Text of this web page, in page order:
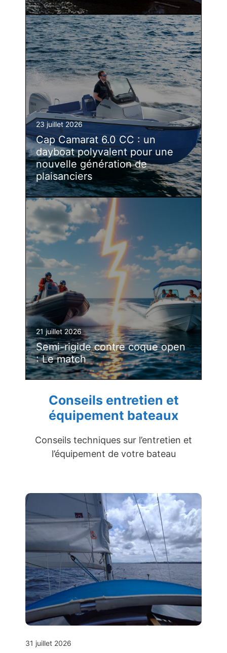
23 juillet 2026
Cap Camarat 6.0 CC : un
dayboat polyvalent pour une
nouvelle génération de
plaisanciers
21 juillet 2026
Semi-rigide contre coque open
: Le match
Conseils entretien et
équipement bateaux
Conseils techniques sur l’entretien et
l’équipement de votre bateau
31 juillet 2026